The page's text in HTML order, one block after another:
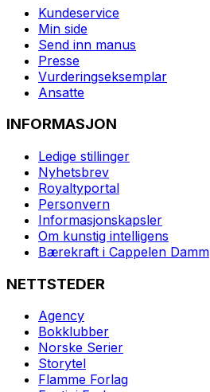
Kundeservice
Min side
Send inn manus
Presse
Vurderingseksemplar
Ansatte
INFORMASJON
Ledige stillinger
Nyhetsbrev
Royaltyportal
Personvern
Informasjonskapsler
Om kunstig intelligens
Bærekraft i Cappelen Damm
NETTSTEDER
Agency
Bokklubber
Norske Serier
Storytel
Flamme Forlag